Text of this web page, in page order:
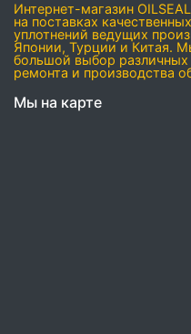
Интернет-магазин
на поставках
уплотнений ведущих
Японии, Турции и Китая.
большой выбор различных
ремонта и производства
Мы на карте